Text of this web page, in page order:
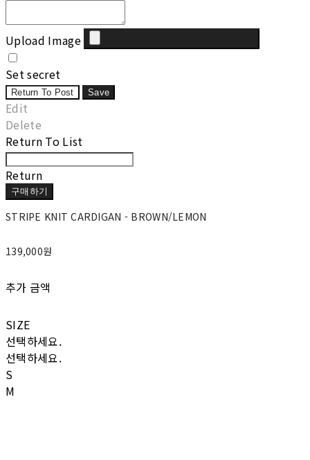
Upload Image
Set secret
Return To Post Save
Edit
Delete
Return To List
Return
구매하기
STRIPE KNIT CARDIGAN - BROWN/LEMON
139,000원
추가 금액
SIZE
선택하세요.
선택하세요.
S
M